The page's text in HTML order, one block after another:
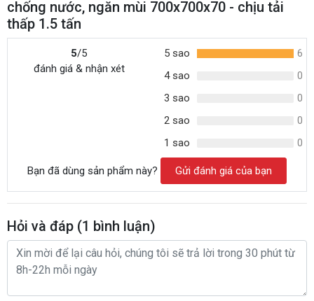
chống nước, ngăn mùi 700x700x70 - chịu tải
thấp 1.5 tấn
5/5
đánh giá & nhận xét
5 sao
6
4 sao
0
3 sao
0
2 sao
0
1 sao
0
Bạn đã dùng sản phẩm này? Gửi đánh giá của bạn
Hỏi và đáp (1 bình luận)